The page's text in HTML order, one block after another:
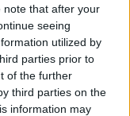
note that after your
seeing
utilized by
parties prior to
of the further
third parties on the
information may
0 - 0
0 - 0%
0 - 0
38 - 100 %